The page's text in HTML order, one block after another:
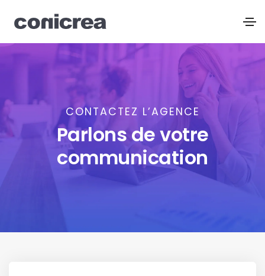
CONTACTEZ L’AGENCE
Parlons de votre
communication